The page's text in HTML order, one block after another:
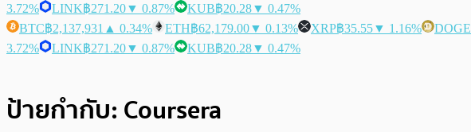
3.72%
LINK฿271.20▼ 0.87% KUB฿20.28▼ 0.47%
BTC฿2,137,931 ▲ 0.34% ETH฿62,179.00▼ 0.13% XRP฿35.55▼ 1.16% DOGE
3.72%
LINK฿271.20▼ 0.87% KUB฿20.28▼ 0.47%
ป้ายกำกับ: Coursera